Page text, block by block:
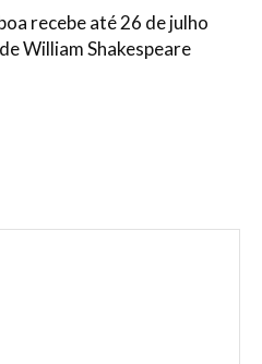
recebe até 26 de julho
William Shakespeare